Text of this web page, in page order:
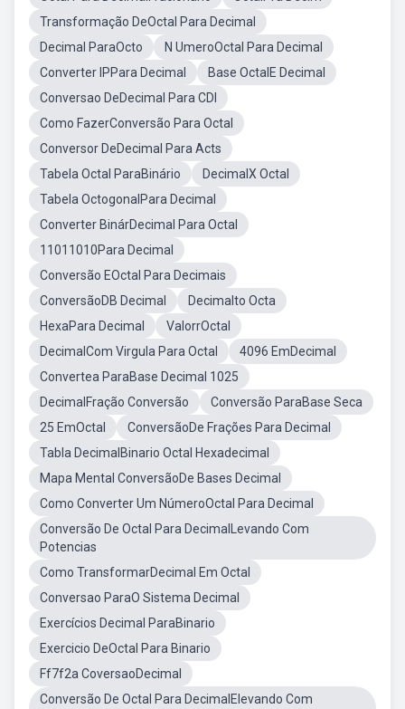
Transformação DeOctal Para Decimal
Decimal ParaOcto
N UmeroOctal Para Decimal
Converter IPPara Decimal
Base OctalE Decimal
Conversao DeDecimal Para CDI
Como FazerConversão Para Octal
Conversor DeDecimal Para Acts
Tabela Octal ParaBinário
DecimalX Octal
Tabela OctogonalPara Decimal
Converter BinárDecimal Para Octal
11011010Para Decimal
Conversão EOctal Para Decimais
ConversãoDB Decimal
Decimalto Octa
HexaPara Decimal
ValorrOctal
DecimalCom Virgula Para Octal
4096 EmDecimal
Convertea ParaBase Decimal 1025
DecimalFração Conversão
Conversão ParaBase Seca
25 EmOctal
ConversãoDe Frações Para Decimal
Tabla DecimalBinario Octal Hexadecimal
Mapa Mental ConversãoDe Bases Decimal
Como Converter Um NúmeroOctal Para Decimal
Conversão De Octal Para DecimalLevando Com
Potencias
Como TransformarDecimal Em Octal
Conversao ParaO Sistema Decimal
Exercícios Decimal ParaBinario
Exercicio DeOctal Para Binario
Ff7f2a CoversaoDecimal
Conversão De Octal Para DecimalElevando Com